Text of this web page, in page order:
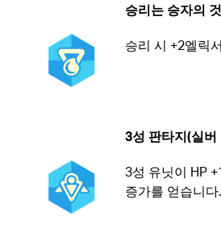
승리는 승자의
승리 시 +2엘릭
3성 판타지(실버
3성 유닛이 HP
증가를 얻습니다.